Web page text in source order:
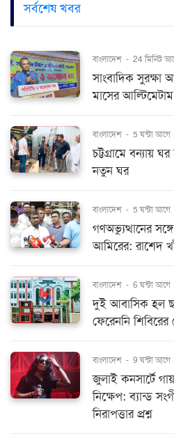
সর্বশেষ খবর
বাংলাদেশ - 24 মিনিট
সাংবাদিক
মাসের আল্টিমেটাম
বাংলাদেশ - 5 ঘন্টা আগে
চট্টগ্রামে বন্যায়
নতুন ঘর
বাংলাদেশ - 5 ঘন্টা আগে
গণঅভ্যুত্থানের
আমিরের: রাশেদ
বাংলাদেশ - 6 ঘন্টা আগে
দুই আবাসিক হল
ফেরেননি শিবিরের
বাংলাদেশ - 9 ঘন্টা আগে
জুলাই কনসার্টে
নিক্ষেপ: ব্যান্ড
নিরাপত্তার প্রশ্ন